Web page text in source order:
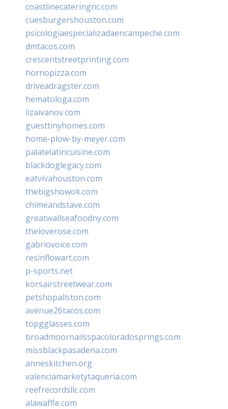
coastlinecateringnc.com
cuesburgershouston.com
psicologiaespecializadaencampeche.com
dmtacos.com
crescentstreetprinting.com
hornopizza.com
driveadragster.com
hematologa.com
lizaivanov.com
guesttinyhomes.com
home-plow-by-meyer.com
palatelatincuisine.com
blackdoglegacy.com
eatvivahouston.com
thebigshowok.com
chimeandstave.com
greatwallseafoodny.com
theloverose.com
gabriovoice.com
resinflowart.com
p-sports.net
korsairstreetwear.com
petshopallston.com
avenue26tacos.com
topgglasses.com
broadmoornailsspacoloradosprings.com
missblackpasadena.com
anneskitchen.org
valenciamarketytaqueria.com
reefrecordsllc.com
alawaffle.com